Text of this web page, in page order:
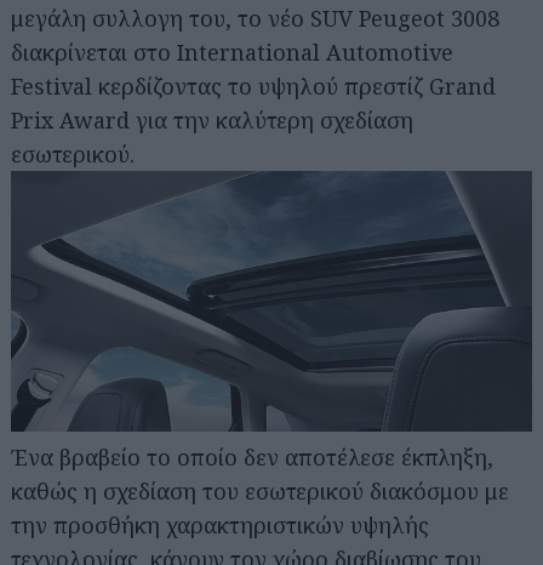
μεγάλη συλλογη του, το νέο SUV Peugeot 3008
διακρίνεται στο International Automotive
Festival κερδίζοντας το υψηλού πρεστίζ Grand
Prix Award για την καλύτερη σχεδίαση
εσωτερικού.
Ένα βραβείο το οποίο δεν αποτέλεσε έκπληξη,
καθώς η σχεδίαση του εσωτερικού διακόσμου με
την προσθήκη χαρακτηριστικών υψηλής
τεχνολογίας, κάνουν τον χώρο διαβίωσης του